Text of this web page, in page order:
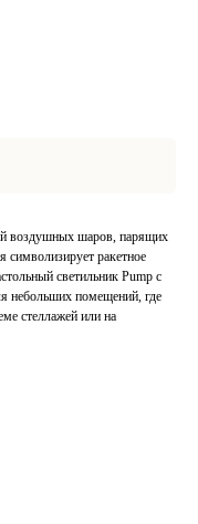
воздушных шаров, парящих
символизирует ракетное
светильник Pump с
небольших помещений, где
стеллажей или на